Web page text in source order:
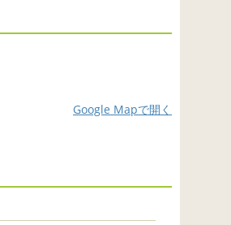
Google Mapで開く